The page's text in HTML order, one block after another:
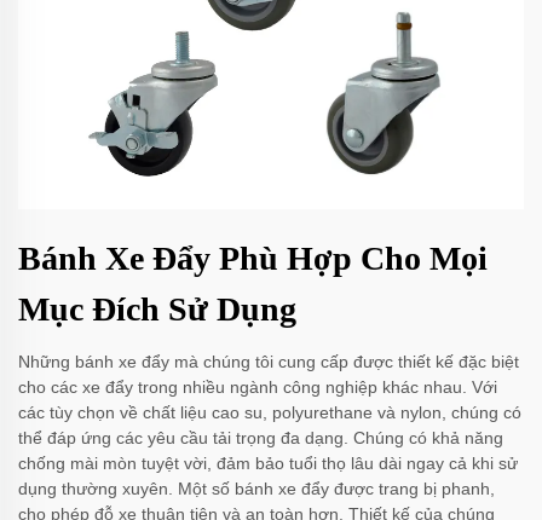
Bánh Xe Đẩy Phù Hợp Cho Mọi
Mục Đích Sử Dụng
Những bánh xe đẩy mà chúng tôi cung cấp được thiết kế đặc biệt
cho các xe đẩy trong nhiều ngành công nghiệp khác nhau. Với
các tùy chọn về chất liệu cao su, polyurethane và nylon, chúng có
thể đáp ứng các yêu cầu tải trọng đa dạng. Chúng có khả năng
chống mài mòn tuyệt vời, đảm bảo tuổi thọ lâu dài ngay cả khi sử
dụng thường xuyên. Một số bánh xe đẩy được trang bị phanh,
cho phép đỗ xe thuận tiện và an toàn hơn. Thiết kế của chúng